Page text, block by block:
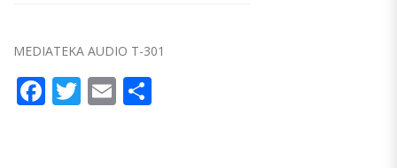
MEDIATEKA AUDIO T-301
Facebook
Twitter
Email